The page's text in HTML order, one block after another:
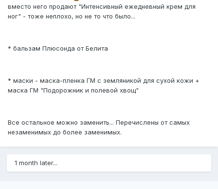
вместо него продают "Интенсивный ежедневный крем для
ног" - тоже неплохо, но не то что было...
* бальзам Плюсонда от Белита
* маски - маска-пленка ГМ с земляникой для сухой кожи +
маска ГМ "Подорожник и полевой хвощ"
Все остальное можно заменить... Перечислены от самых
незаменимых до более заменимых.
1 month later...